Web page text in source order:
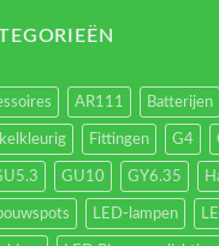
energieverbruik.
AR111 Batterijen
Fittingen G4
GU10 GY6.35
LED-lampen